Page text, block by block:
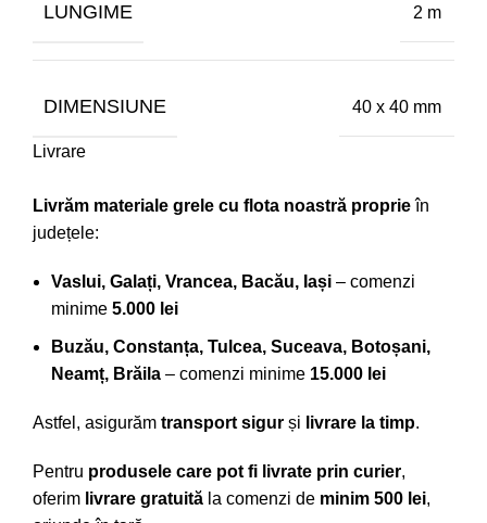
LUNGIME 2 m
DIMENSIUNE 40 x 40 mm
Livrare
Livrăm materiale grele cu flota noastră proprieîn
județele:
Vaslui, Galați, Vrancea, Bacău, Iași – comenzi
minime 5.000 lei
Buzău, Constanța, Tulcea, Suceava, Botoșani,
Neamț, Brăila – comenzi minime 15.000 lei
Astfel, asigurăm transport sigur și livrare la timp.
Pentru produsele care pot fi livrate prin curier,
oferim livrare gratuită la comenzi de minim 500 lei,